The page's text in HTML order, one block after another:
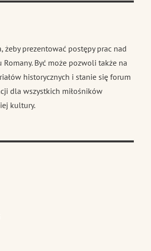
żeby prezentować postępy prac nad
Być może pozwoli także na
historycznych i stanie się forum
dla wszystkich miłośników
kultury.